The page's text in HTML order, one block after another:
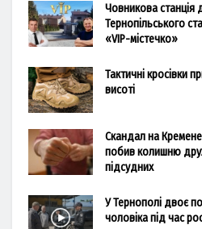
Човникова станція
Тернопільського
«VIP-містечко»
Тактичні кросівки
висоті
Скандал на
побив колишню
підсудних
У Тернополі двоє
чоловіка під час